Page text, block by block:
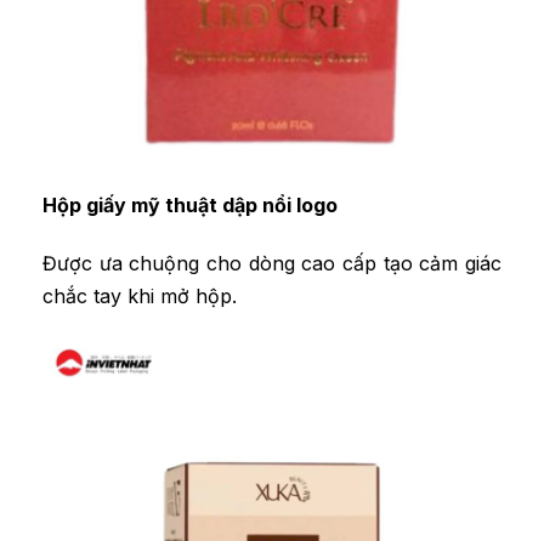
Hộp giấy mỹ thuật dập nổi logo
Được ưa chuộng cho dòng cao cấp tạo cảm giác
chắc tay khi mở hộp.